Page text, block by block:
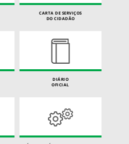
CARTA DE SERVIÇOS
DO CIDADÃO
DIÁRIO
OFICIAL